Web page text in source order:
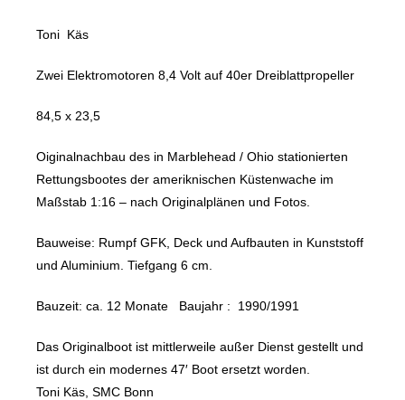
Toni Käs
Zwei Elektromotoren 8,4 Volt auf 40er Dreiblattpropeller
84,5 x 23,5
Oiginalnachbau des in Marblehead / Ohio stationierten
Rettungsbootes der ameriknischen Küstenwache im
Maßstab 1:16 – nach Originalplänen und Fotos.
Bauweise: Rumpf GFK, Deck und Aufbauten in Kunststoff
und Aluminium. Tiefgang 6 cm.
Bauzeit: ca. 12 Monate Baujahr : 1990/1991
Das Originalboot ist mittlerweile außer Dienst gestellt und
ist durch ein modernes 47′ Boot ersetzt worden.
Toni Käs, SMC Bonn